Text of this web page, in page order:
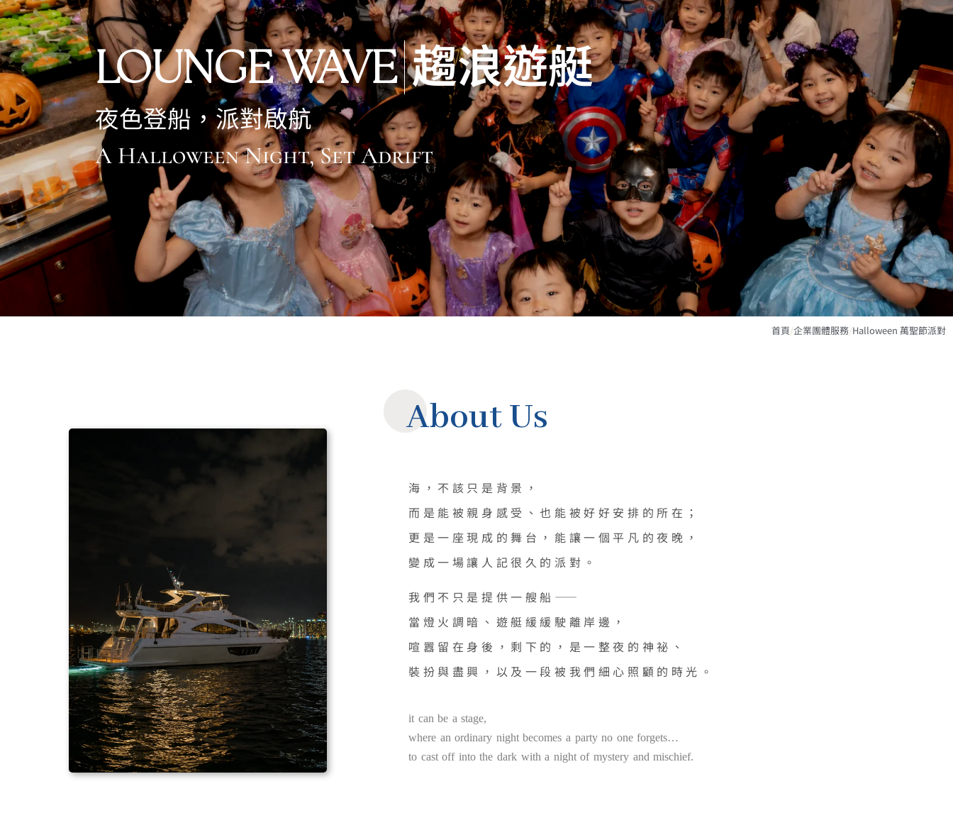
LOUNGE WAVE 趨浪遊艇
夜色登船，派對啟航
A Halloween Night, Set Adrift
首頁/企業團體服務/Halloween 萬聖節派對
About Us
海，不該只是背景，
而是能被親身感受、也能被好好安排的所在；
更是一座現成的舞台，能讓一個平凡的夜晚，
變成一場讓人記很久的派對。
我們不只是提供一艘船——
當燈火調暗、遊艇緩緩駛離岸邊，
喧囂留在身後，剩下的，是一整夜的神祕、
裝扮與盡興，以及一段被我們細心照顧的時光。
it can be a stage,
where an ordinary night becomes a party no one forgets…
to cast off into the dark with a night of mystery and mischief.